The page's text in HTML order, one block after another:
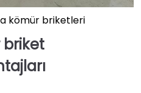
kömür briketleri
briket